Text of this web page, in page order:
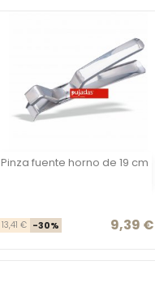
Pinza fuente horno de 19 cm
Precio base
13,41 € -30% Precio
9,39 €

Vista rápida